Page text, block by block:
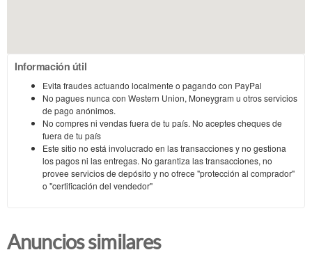
Información útil
Evita fraudes actuando localmente o pagando con PayPal
No pagues nunca con Western Union, Moneygram u otros servicios
de pago anónimos.
No compres ni vendas fuera de tu país. No aceptes cheques de
fuera de tu país
Este sitio no está involucrado en las transacciones y no gestiona
los pagos ni las entregas. No garantiza las transacciones, no
provee servicios de depósito y no ofrece "protección al comprador"
o "certificación del vendedor"
Anuncios similares